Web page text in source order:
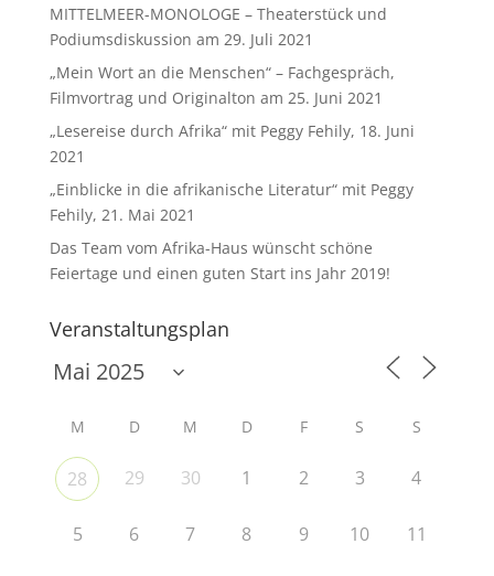
MITTELMEER-MONOLOGE – Theaterstück und
Podiumsdiskussion am 29. Juli 2021
„Mein Wort an die Menschen“ – Fachgespräch,
Filmvortrag und Originalton am 25. Juni 2021
„Lesereise durch Afrika“ mit Peggy Fehily, 18. Juni
2021
„Einblicke in die afrikanische Literatur“ mit Peggy
Fehily, 21. Mai 2021
Das Team vom Afrika-Haus wünscht schöne
Feiertage und einen guten Start ins Jahr 2019!
Veranstaltungsplan
M D M D F S S
28 29 30 1 2 3 4
5 6 7 8 9 10 11